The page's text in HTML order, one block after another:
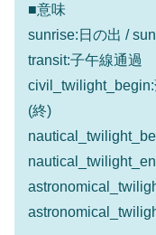
■意味
sunrise:日の出 /
transit:子午線通過
(終)